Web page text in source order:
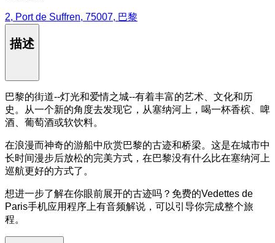
2, Port de Suffren, 75007, 巴黎
描述
巴黎的街道--灯光和爱情之城--有着丰富的艺术、文化和历
史。从一个新的角度去发现它，从塞纳河上，喝一杯香槟、啤
酒、葡萄酒或软饮料。
在浪漫而神奇的游船中欣赏巴黎的古迹和桥梁。这是在城市中
长时间漫步后放松的完美方式，在巴黎没有什么比在塞纳河上
巡航更好的方式了。
想进一步了解在你眼前展开的古迹吗？免费的Vedettes de
Paris手机应用程序上有音频解说，可以引导你完成整个旅
程。